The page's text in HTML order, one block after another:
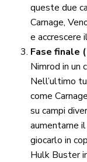
queste due
Carnage,
e accrescere
Fase finale
Nimrod in un
Nell’ultimo
come
su campi
aumentarne
giocarlo in
Hulk Buster